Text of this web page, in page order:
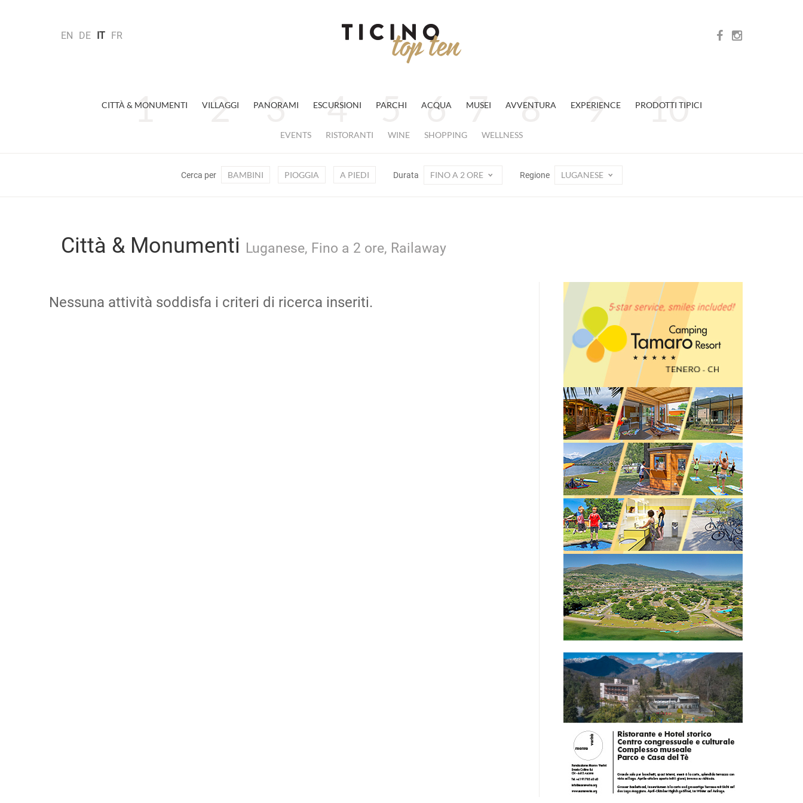
EN DE IT FR
CITTÀ & MONUMENTI VILLAGGI PANORAMI ESCURSIONI PARCHI ACQUA MUSEI AVVENTURA EXPERIENCE PRODOTTI TIPICI
EVENTS RISTORANTI WINE SHOPPING WELLNESS
Cerca per BAMBINI PIOGGIA A PIEDI Durata FINO A 2 ORE Regione LUGANESE
Città & Monumenti Luganese, Fino a 2 ore, Railaway
Nessuna attività soddisfa i criteri di ricerca inseriti.